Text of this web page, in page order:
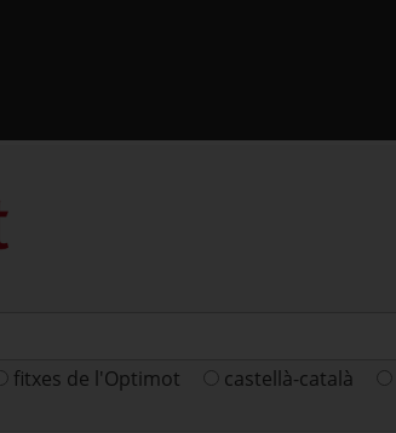
fitxes de l'Optimot castellà-català